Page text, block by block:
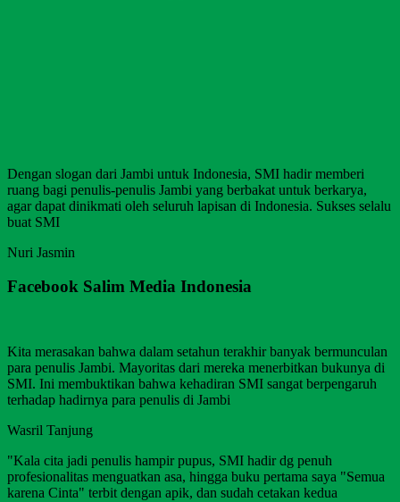
Dengan slogan dari Jambi untuk Indonesia, SMI hadir memberi
ruang bagi penulis-penulis Jambi yang berbakat untuk berkarya,
agar dapat dinikmati oleh seluruh lapisan di Indonesia. Sukses selalu
buat SMI
Nuri Jasmin
Facebook Salim Media Indonesia
Kita merasakan bahwa dalam setahun terakhir banyak bermunculan
para penulis Jambi. Mayoritas dari mereka menerbitkan bukunya di
SMI. Ini membuktikan bahwa kehadiran SMI sangat berpengaruh
terhadap hadirnya para penulis di Jambi
Wasril Tanjung
"Kala cita jadi penulis hampir pupus, SMI hadir dg penuh
profesionalitas menguatkan asa, hingga buku pertama saya "Semua
karena Cinta" terbit dengan apik, dan sudah cetakan kedua